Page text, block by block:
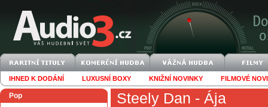
IHNED K DODÁNÍ LUXUSNÍ BOXY KNIŽNÍ NOVINKY FILMOVÉ
Pop Steely Dan - Ája